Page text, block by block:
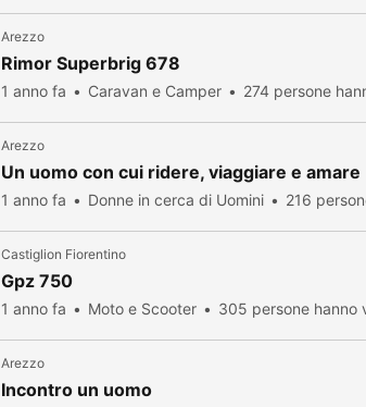
Arezzo
Rimor Superbrig 678
1 anno fa Caravan e Camper 274 persone
Arezzo
Un uomo con cui ridere, viaggiare e amare
1 anno fa Donne in cerca di Uomini 216
Castiglion Fiorentino
Gpz 750
1 anno fa Moto e Scooter 305 persone hanno
Arezzo
Incontro un uomo